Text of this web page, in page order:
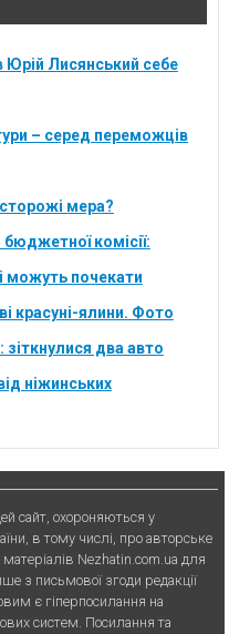
Юрій Лисянський себе
– серед переможців
мера?
бюджетної комісії:
можуть почекати
красуні-ялини. Фото
зіткнулися два авто
ніжинських
сайт, охороняються у
в тому числі, про авторське
матерiалiв Nezhatin.com.ua для
з письмової згоди редакції
є гiперпосилання на
систем. Посилання та